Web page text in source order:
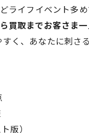
ライフイベント多
買取までお客さま
く、あなたに刺さ
版）